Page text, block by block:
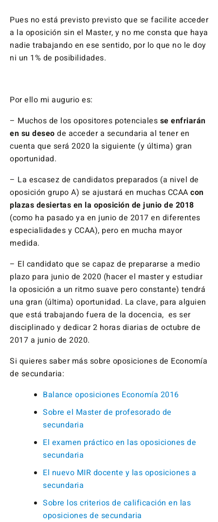
Pues no está previsto previsto que se facilite acceder
a la oposición sin el Master, y no me consta que haya
nadie trabajando en ese sentido, por lo que no le doy
ni un 1% de posibilidades.
Por ello mi augurio es:
– Muchos de los opositores potenciales se enfriarán
en su deseo de acceder a secundaria al tener en
cuenta que será 2020 la siguiente (y última) gran
oportunidad.
– La escasez de candidatos preparados (a nivel de
oposición grupo A) se ajustará en muchas CCAA con
plazas desiertas en la oposición de junio de 2018
(como ha pasado ya en junio de 2017 en diferentes
especialidades y CCAA), pero en mucha mayor
medida.
– El candidato que se capaz de prepararse a medio
plazo para junio de 2020 (hacer el master y estudiar
la oposición a un ritmo suave pero constante) tendrá
una gran (última) oportunidad. La clave, para alguien
que está trabajando fuera de la docencia, es ser
disciplinado y dedicar 2 horas diarias de octubre de
2017 a junio de 2020.
Si quieres saber más sobre oposiciones de Economía
de secundaria:
Balance oposiciones Economía 2016
Sobre el Master de profesorado de
secundaria
El examen práctico en las oposiciones de
secundaria
El nuevo MIR docente y las oposiciones a
secundaria
Sobre los criterios de calificación en las
oposiciones de secundaria